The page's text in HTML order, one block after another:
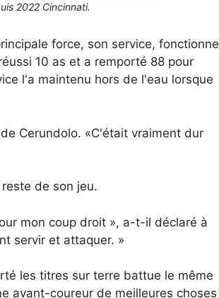
2022 Cincinnati.
force, son service, fonctionne
10 as et a remporté 88 pour
l'a maintenu hors de l'eau lorsque
Cerundolo. «C'était vraiment dur
de son jeu.
mon coup droit », a-t-il déclaré à
servir et attaquer. »
les titres sur terre battue le même
avant-coureur de meilleures choses